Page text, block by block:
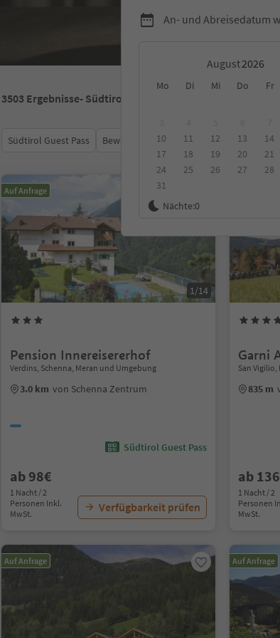
An- und Abreisedatum
August
Mo Di Mi Do Fr
10
11 12 13 14
17
18 19 20 21
24
25 26 27 28
31
Nächte:0
3503 Ergebnisse- Südtirol
Südtirol Guest Pass Bewertungen Kategorie
Auf Anfrage
1/14
Pension Innereisererhof
Verdins, Schenna, Meran und Umgebung
3.0 km von Schenna Zentrum
Südtirol Guest Pass
ab 98€
1 Nacht / 2
Personen Inkl.
MwSt.
Verfügbarkeit prüfen
Garni
San
835 m
ab
1 Nacht / 2
Personen
MwSt.
Auf Anfrage Auf Anfrage